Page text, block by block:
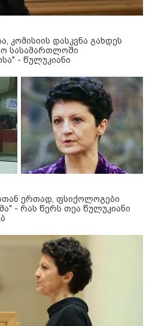
კომისიის დასკვნა გახდეს
სასამართლოში
- წულუკიანი
ერთად, ფსიქოლოგები
- რას წერს თეა წულუკიანი